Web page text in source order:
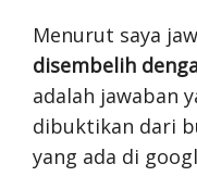
Menurut saya
disembelih
adalah jawaban
dibuktikan dari
yang ada di